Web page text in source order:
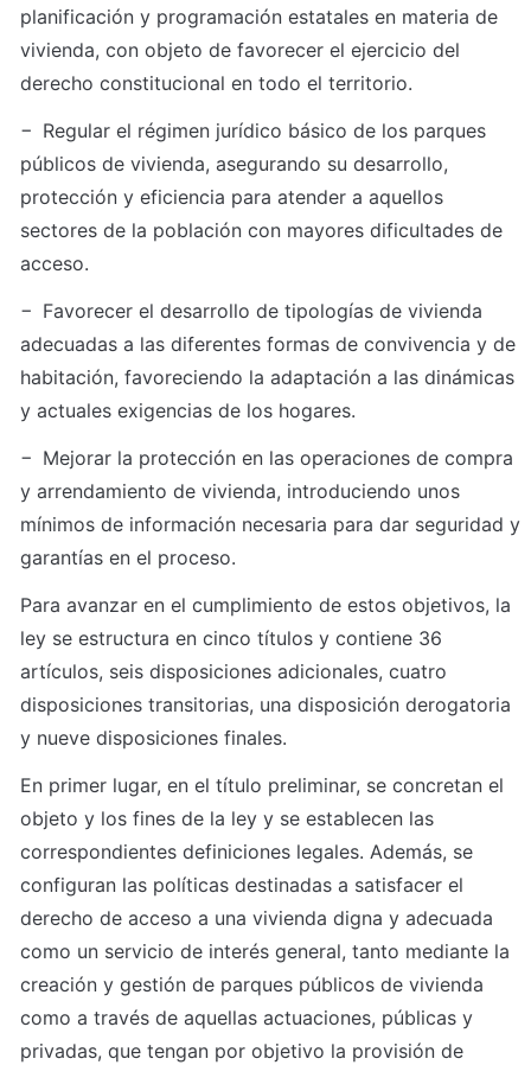
planificación y programación estatales en materia de
vivienda, con objeto de favorecer el ejercicio del
derecho constitucional en todo el territorio.
− Regular el régimen jurídico básico de los parques
públicos de vivienda, asegurando su desarrollo,
protección y eficiencia para atender a aquellos
sectores de la población con mayores dificultades de
acceso.
− Favorecer el desarrollo de tipologías de vivienda
adecuadas a las diferentes formas de convivencia y de
habitación, favoreciendo la adaptación a las dinámicas
y actuales exigencias de los hogares.
− Mejorar la protección en las operaciones de compra
y arrendamiento de vivienda, introduciendo unos
mínimos de información necesaria para dar seguridad y
garantías en el proceso.
Para avanzar en el cumplimiento de estos objetivos, la
ley se estructura en cinco títulos y contiene 36
artículos, seis disposiciones adicionales, cuatro
disposiciones transitorias, una disposición derogatoria
y nueve disposiciones finales.
En primer lugar, en el título preliminar, se concretan el
objeto y los fines de la ley y se establecen las
correspondientes definiciones legales. Además, se
configuran las políticas destinadas a satisfacer el
derecho de acceso a una vivienda digna y adecuada
como un servicio de interés general, tanto mediante la
creación y gestión de parques públicos de vivienda
como a través de aquellas actuaciones, públicas y
privadas, que tengan por objetivo la provisión de